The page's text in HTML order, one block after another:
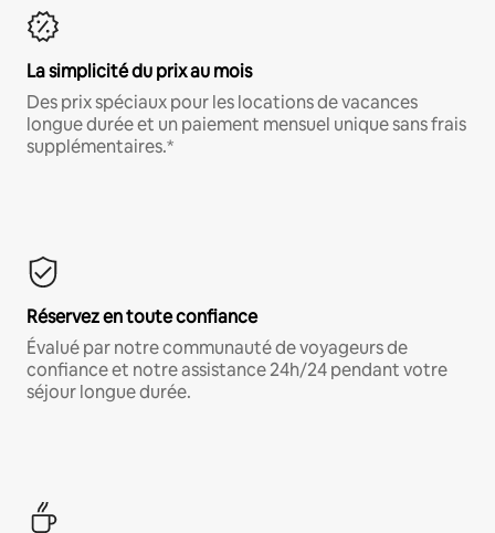
La simplicité du prix au mois
Des prix spéciaux pour les locations de vacances
longue durée et un paiement mensuel unique sans frais
supplémentaires.*
Réservez en toute confiance
Évalué par notre communauté de voyageurs de
confiance et notre assistance 24h/24 pendant votre
séjour longue durée.